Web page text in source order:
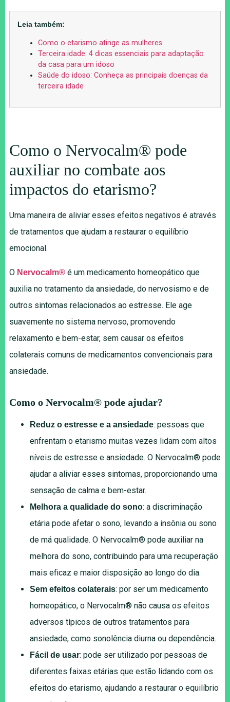
Leia também:
Como o etarismo atinge as mulheres
Terceira idade: 4 dicas essenciais para adaptação
da casa para um idoso
Saúde do idoso: Conheça as principais doenças da
terceira idade
Como o Nervocalm® pode
auxiliar no combate aos
impactos do etarismo?
Uma maneira de aliviar esses efeitos negativos é através
de tratamentos que ajudam a restaurar o equilíbrio
emocional.
O Nervocalm® é um medicamento homeopático que
auxilia no tratamento da ansiedade, do nervosismo e de
outros sintomas relacionados ao estresse. Ele age
suavemente no sistema nervoso, promovendo
relaxamento e bem-estar, sem causar os efeitos
colaterais comuns de medicamentos convencionais para
ansiedade.
Como o Nervocalm® pode ajudar?
Reduz o estresse e a ansiedade: pessoas que
enfrentam o etarismo muitas vezes lidam com altos
níveis de estresse e ansiedade. O Nervocalm® pode
ajudar a aliviar esses sintomas, proporcionando uma
sensação de calma e bem-estar.
Melhora a qualidade do sono: a discriminação
etária pode afetar o sono, levando a insônia ou sono
de má qualidade. O Nervocalm® pode auxiliar na
melhora do sono, contribuindo para uma recuperação
mais eficaz e maior disposição ao longo do dia.
Sem efeitos colaterais: por ser um medicamento
homeopático, o Nervocalm® não causa os efeitos
adversos típicos de outros tratamentos para
ansiedade, como sonolência diurna ou dependência.
Fácil de usar: pode ser utilizado por pessoas de
diferentes faixas etárias que estão lidando com os
efeitos do etarismo, ajudando a restaurar o equilíbrio